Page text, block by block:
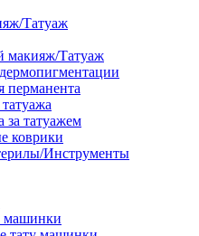
Татуаж
макияж/Татуаж
перманента
за татуажем
коврики
Инструменты
машинки